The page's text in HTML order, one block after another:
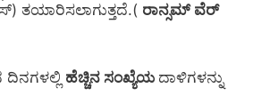
ತಯಾರಿಸಲಾಗುತ್ತದೆ.( ರಾನ್ಸಮ್ ವೆರ್
ದಿನಗಳಲ್ಲಿ ಹೆಚ್ಚಿನ ಸಂಖ್ಯೆಯ ದಾಳಿಗಳನ್ನು